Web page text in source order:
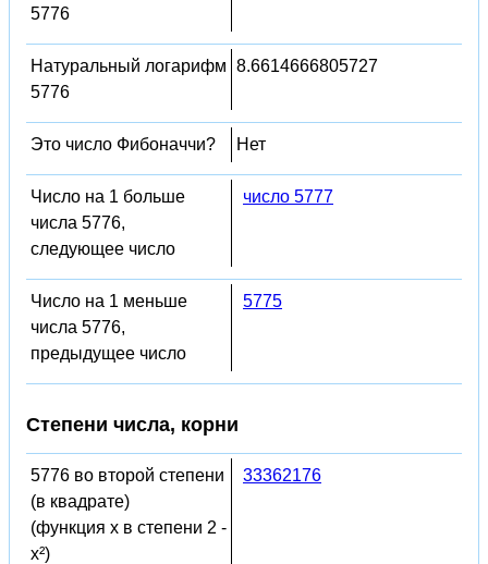
5776
Натуральный логарифм
5776
8.6614666805727
Это число Фибоначчи? Нет
Число на 1 больше
числа 5776,
следующее число
число 5777
Число на 1 меньше
числа 5776,
предыдущее число
5775
Степени числа, корни
5776 во второй степени
(в квадрате)
(функция x в степени 2 -
x²)
33362176